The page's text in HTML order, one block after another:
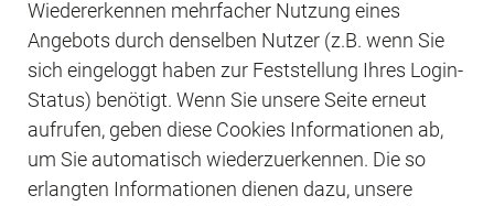
Wiedererkennen mehrfacher Nutzung eines
Angebots durch denselben Nutzer (z.B. wenn Sie
sich eingeloggt haben zur Feststellung Ihres Login-
Status) benötigt. Wenn Sie unsere Seite erneut
aufrufen, geben diese Cookies Informationen ab,
um Sie automatisch wiederzuerkennen. Die so
erlangten Informationen dienen dazu, unsere